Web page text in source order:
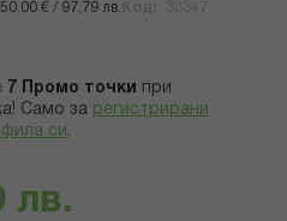
€ / 97,79 лв.
7 Промо точки
при
Само за регистрирани
си .
лв.